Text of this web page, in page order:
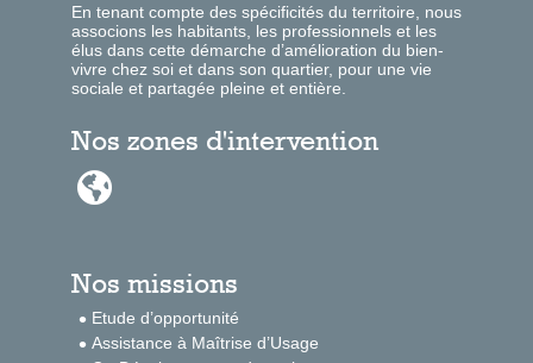
En tenant compte des spécificités du territoire, nous
associons les habitants, les professionnels et les
élus dans cette démarche d’amélioration du bien-
vivre chez soi et dans son quartier, pour une vie
sociale et partagée pleine et entière.
Nos zones d'intervention

Nos missions
Etude d’opportunité
Assistance à Maîtrise d’Usage